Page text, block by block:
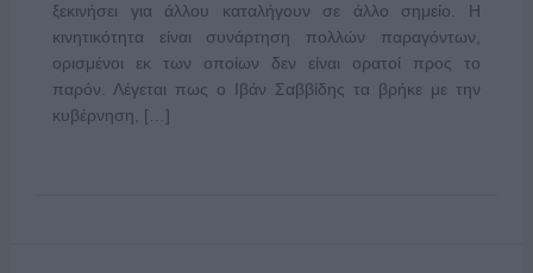
ξεκινήσει για άλλου καταλήγουν σε άλλο σημείο. Η
κινητικότητα είναι συνάρτηση πολλών παραγόντων,
ορισμένοι εκ των οποίων δεν είναι ορατοί προς το
παρόν. Λέγεται πως ο Ιβάν Σαββίδης τα βρήκε με την
κυβέρνηση, […]